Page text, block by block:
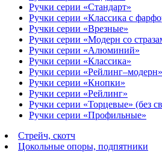
Ручки серии «Стандарт»
Ручки серии «Классика с
Ручки серии «Врезные»
Ручки серии «Модерн со
Ручки серии «Алюминий»
Ручки серии «Классика»
Ручки серии «Рейлинг–модерн»
Ручки серии «Кнопки»
Ручки серии «Рейлинг»
Ручки серии «Торцевые» (без
Ручки серии «Профильные»
Стрейч, скотч
Цокольные опоры, подпятники